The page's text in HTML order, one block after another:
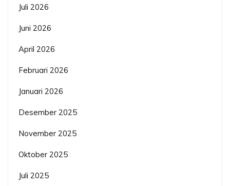
Juli 2026
Juni 2026
April 2026
Februari 2026
Januari 2026
Desember 2025
November 2025
Oktober 2025
Juli 2025